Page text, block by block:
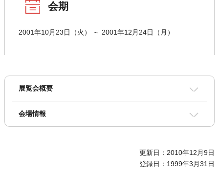
会期
2001年10月23日（火） ～ 2001年12月24日（月）
展覧会概要
会場情報
更新日：2010年12月9日
登録日：1999年3月31日